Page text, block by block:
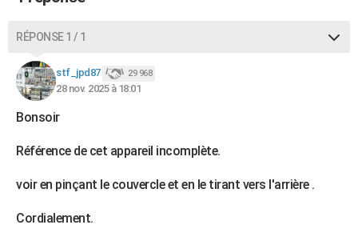
RÉPONSE 1 / 1
stf_jpd87 29 968
28 nov. 2025 à 18:01
Bonsoir
Référence de cet appareil incomplète.
voir en pinçant le couvercle et en le tirant vers l'arrière .
Cordialement.